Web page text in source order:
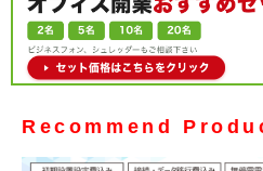
Recommend